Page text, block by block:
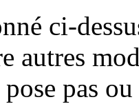
ci-
autres
pas